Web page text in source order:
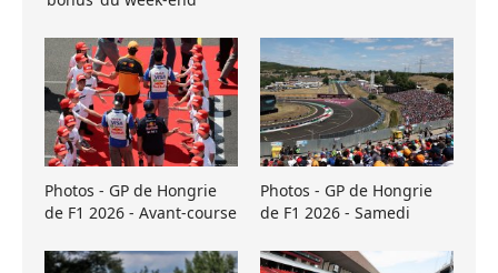
Photos - GP de Hongrie
de F1 2026 - Avant-course
Photos - GP de Hongrie
de F1 2026 - Samedi